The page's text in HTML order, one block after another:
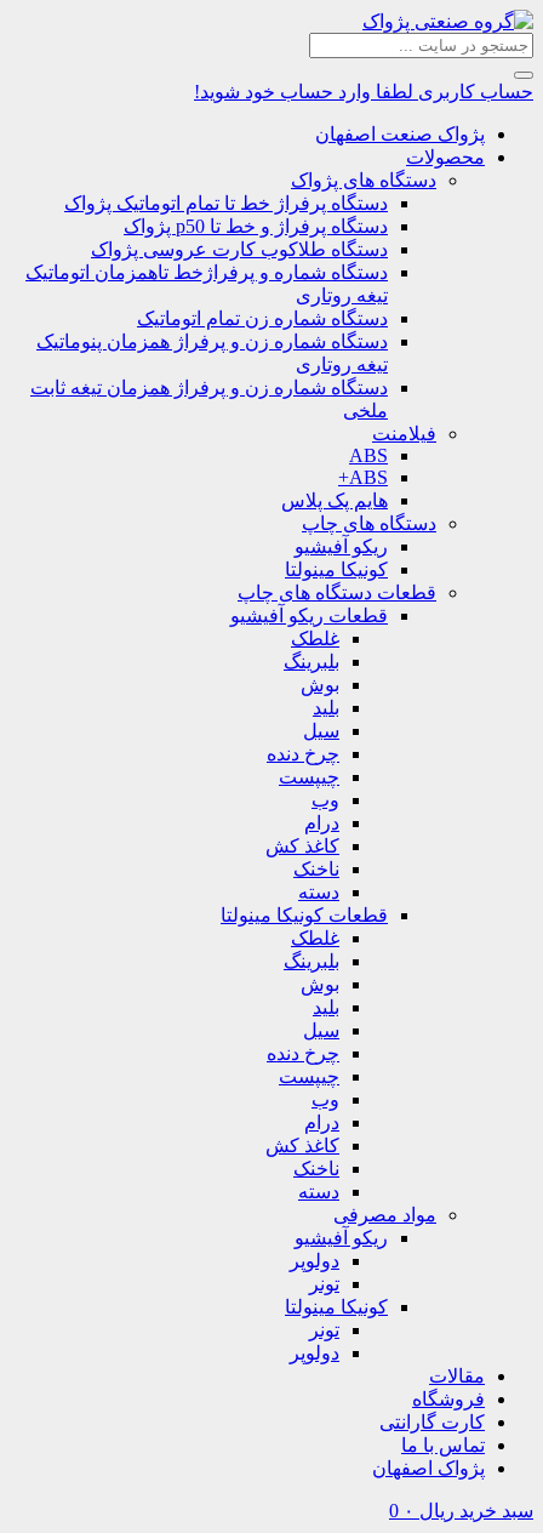
حساب کاربری لطفا وارد حساب خود شوید!
پژواک صنعت اصفهان
محصولات
دستگاه های پژواک
دستگاه پرفراژ خط تا تمام اتوماتیک پژواک
دستگاه پرفراژ و خط تا p50 پژواک
دستگاه طلاکوب کارت عروسی پژواک
دستگاه شماره و پرفراژخط تاهمزمان اتوماتیک
تیغه روتاری
دستگاه شماره زن تمام اتوماتیک
دستگاه شماره زن و پرفراژ همزمان پنوماتیک
تیغه روتاری
دستگاه شماره زن و پرفراژ همزمان تیغه ثابت
ملخی
فیلامنت
ABS
ABS+
هایم پک پلاس
دستگاه های چاپ
ریکو آفیشیو
کونیکا مینولتا
قطعات دستگاه های چاپ
قطعات ریکو آفیشیو
غلطک
بلبرینگ
بوش
بلید
سیل
چرخ دنده
چیپست
وب
درام
کاغذ کش
ناخنک
دسته
قطعات کونیکا مینولتا
غلطک
بلبرینگ
بوش
بلید
سیل
چرخ دنده
چیپست
وب
درام
کاغذ کش
ناخنک
دسته
مواد مصرفی
ریکو آفیشیو
دولوپر
تونر
کونیکا مینولتا
تونر
دولوپر
مقالات
فروشگاه
کارت گارانتی
تماس با ما
پژواک اصفهان
سبد خرید ریال 0